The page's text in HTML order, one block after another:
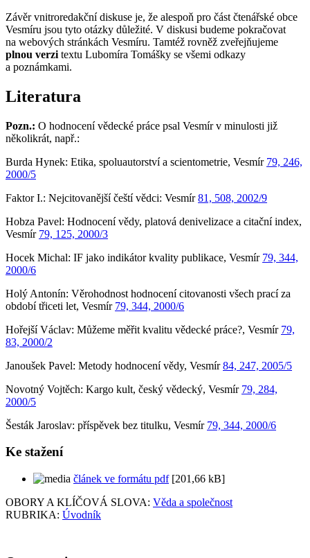
Závěr vnitroredakční diskuse je, že alespoň pro část čtenářské obce
Vesmíru jsou tyto otázky důležité. V diskusi budeme pokračovat
na webových stránkách Vesmíru. Tamtéž rovněž zveřejňujeme
plnou verzi textu Lubomíra Tomášky se všemi odkazy
a poznámkami.
Literatura
Pozn.: O hodnocení vědecké práce psal Vesmír v minulosti již
několikrát, např.:
Burda Hynek: Etika, spoluautorství a scientometrie, Vesmír 79, 246,
2000/5
Faktor I.: Nejcitovanější čeští vědci: Vesmír81, 508, 2002/9
Hobza Pavel: Hodnocení vědy, platová denivelizace a citační index,
Vesmír 79, 125, 2000/3
Hocek Michal: IF jako indikátor kvality publikace, Vesmír 79, 344,
2000/6
Holý Antonín: Věrohodnost hodnocení citovanosti všech prací za
období třiceti let, Vesmír 79, 344, 2000/6
Hořejší Václav: Můžeme měřit kvalitu vědecké práce?, Vesmír 79,
83, 2000/2
Janoušek Pavel: Metody hodnocení vědy, Vesmír84, 247, 2005/5
Novotný Vojtěch: Kargo kult, český vědecký, Vesmír 79, 284,
2000/5
Šesták Jaroslav: příspěvek bez titulku, Vesmír 79, 344, 2000/6
Ke stažení
článek ve formátu pdf[201,66 kB]
OBORY A KLÍČOVÁ SLOVA: Věda a společnost
RUBRIKA: Úvodník